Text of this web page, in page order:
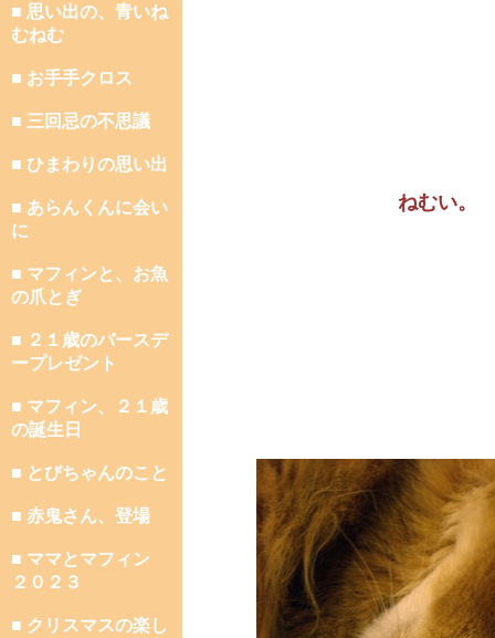
■ 思い出の、青いね
むねむ
■ お手手クロス
■ 三回忌の不思議
■ ひまわりの思い出
■ あらんくんに会い
に
■ マフィンと、お魚
の爪とぎ
■ ２１歳のバースデ
ープレゼント
■ マフィン、２１歳
の誕生日
■ とびちゃんのこと
■ 赤鬼さん、登場
■ ママとマフィン
２０２３
■ クリスマスの楽し
ねむい。